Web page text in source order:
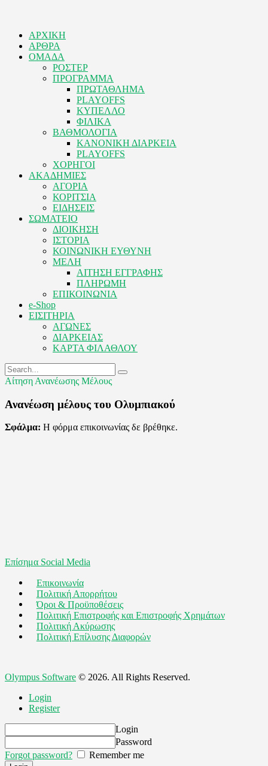
ΑΡΧΙΚΗ
ΑΡΘΡΑ
ΟΜΑΔΑ
ΡΟΣΤΕΡ
ΠΡΟΓΡΑΜΜΑ
ΠΡΩΤΑΘΛΗΜΑ
PLAYOFFS
ΚΥΠΕΛΛΟ
ΦΙΛΙΚΑ
ΒΑΘΜΟΛΟΓΙΑ
ΚΑΝΟΝΙΚΗ ΔΙΑΡΚΕΙΑ
PLAYOFFS
ΧΟΡΗΓΟΙ
ΑΚΑΔΗΜΙΕΣ
ΑΓΟΡΙΑ
ΚΟΡΙΤΣΙΑ
ΕΙΔΗΣΕΙΣ
ΣΩΜΑΤΕΙΟ
ΔΙΟΙΚΗΣΗ
ΙΣΤΟΡΙΑ
ΚΟΙΝΩΝΙΚΗ ΕΥΘΥΝΗ
ΜΕΛΗ
ΑΙΤΗΣΗ ΕΓΓΡΑΦΗΣ
ΠΛΗΡΩΜΗ
ΕΠΙΚΟΙΝΩΝΙΑ
e-Shop
ΕΙΣΙΤΗΡΙΑ
ΑΓΩΝΕΣ
ΔΙΑΡΚΕΙΑΣ
ΚΑΡΤΑ ΦΙΛΑΘΛΟΥ
Αίτηση Ανανέωσης Μέλους
Ανανέωση μέλους του Ολυμπιακού
Σφάλμα: Η φόρμα επικοινωνίας δε βρέθηκε.
Επίσημα Social Media
Επικοινωνία
Πολιτική Απορρήτου
Όροι & Προϋποθέσεις
Πολιτική Επιστροφής και Επιστροφής Χρημάτων
Πολιτική Ακύρωσης
Πολιτική Επίλυσης Διαφορών
Olympus Software © 2026. All Rights Reserved.
Login
Register
Login
Password
Forgot password?
Remember me